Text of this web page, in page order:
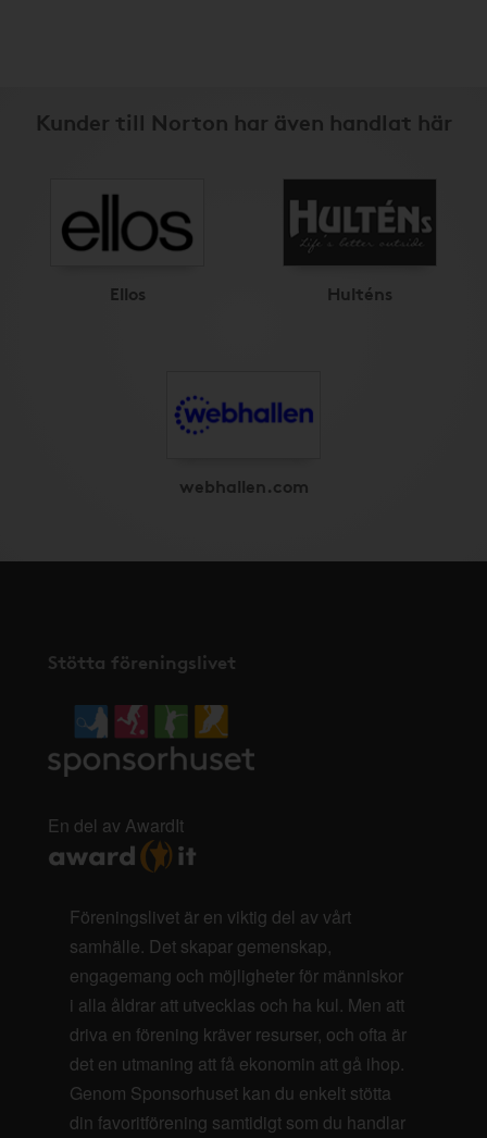
Kunder till Norton har även handlat här
Ellos Hulténs
webhallen.com
Stötta föreningslivet
En del av AwardIt
Föreningslivet är en viktig del av vårt
samhälle. Det skapar gemenskap,
engagemang och möjligheter för människor
i alla åldrar att utvecklas och ha kul. Men att
driva en förening kräver resurser, och ofta är
det en utmaning att få ekonomin att gå ihop.
Genom Sponsorhuset kan du enkelt stötta
din favoritförening samtidigt som du handlar